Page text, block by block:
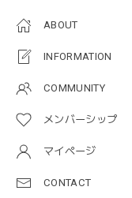
ABOUT
INFORMATION
COMMUNITY
メンバーシップ
マイページ
CONTACT
taupe
プレゼントした友人